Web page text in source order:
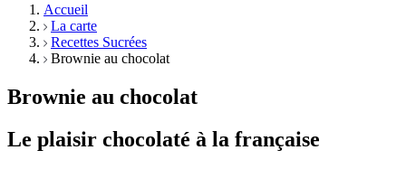
Accueil
La carte
Recettes Sucrées
Brownie au chocolat
Brownie au chocolat
Le plaisir chocolaté à la française